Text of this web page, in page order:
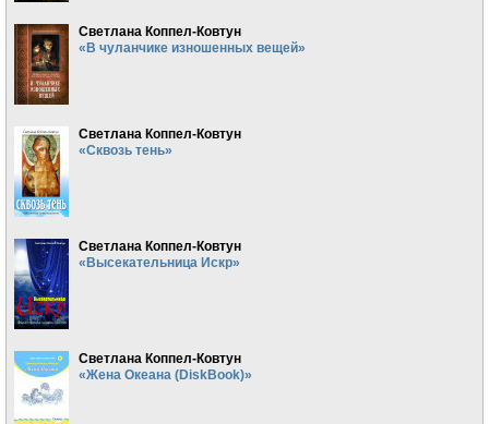
Светлана Коппел-Ковтун
«В чуланчике изношенных вещей»
Светлана Коппел-Ковтун
«Сквозь тень»
Светлана Коппел-Ковтун
«Высекательница Искр»
Светлана Коппел-Ковтун
«Жена Океана (DiskBook)»